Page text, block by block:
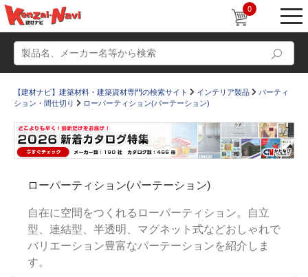
0
すまいリング 設計士インタビュー
Q＆A 販売・施工代理店募集
お気に入り
【建材ナビ】建築材料・建築資材専門の検索サイト インテリア製品
パーティ
ション・間仕切り
ローパーティション(パーテーション)
ローパーティション(パーテーション)
自在に空間をつくれるローパーティション。自立
型、連結型、半透明、マグネット式などおしゃれで
バリエーション豊富なパーテーションを紹介しま
す。